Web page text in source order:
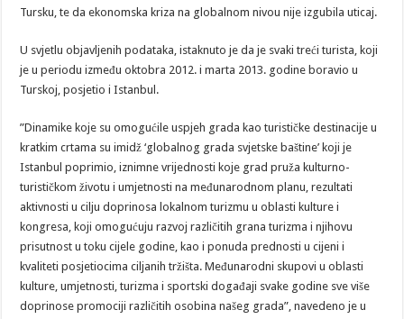
Tursku, te da ekonomska kriza na globalnom nivou nije izgubila uticaj.
U svjetlu objavljenih podataka, istaknuto je da je svaki treći turista, koji
je u periodu između oktobra 2012. i marta 2013. godine boravio u
Turskoj, posjetio i Istanbul.
”Dinamike koje su omogućile uspjeh grada kao turističke destinacije u
kratkim crtama su imidž ‘globalnog grada svjetske baštine’ koji je
Istanbul poprimio, iznimne vrijednosti koje grad pruža kulturno-
turističkom životu i umjetnosti na međunarodnom planu, rezultati
aktivnosti u cilju doprinosa lokalnom turizmu u oblasti kulture i
kongresa, koji omogućuju razvoj različitih grana turizma i njihovu
prisutnost u toku cijele godine, kao i ponuda prednosti u cijeni i
kvaliteti posjetiocima ciljanih tržišta. Međunarodni skupovi u oblasti
kulture, umjetnosti, turizma i sportski događaji svake godine sve više
doprinose promociji različitih osobina našeg grada”, navedeno je u